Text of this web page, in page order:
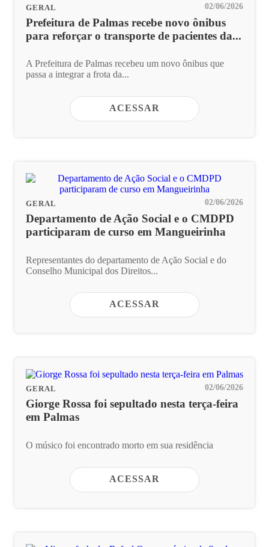
GERAL 02/06/2026
Prefeitura de Palmas recebe novo ônibus
para reforçar o transporte de pacientes da...
A Prefeitura de Palmas recebeu um novo ônibus que
passa a integrar a frota da...
ACESSAR
GERAL 02/06/2026
Departamento de Ação Social e o CMDPD
participaram de curso em Mangueirinha
Representantes do departamento de Ação Social e do
Conselho Municipal dos Direitos...
ACESSAR
GERAL 02/06/2026
Giorge Rossa foi sepultado nesta terça-feira
em Palmas
O músico foi encontrado morto em sua residência
ACESSAR